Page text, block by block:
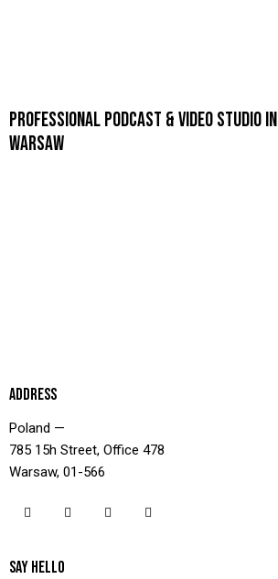
PROFESSIONAL PODCAST & VIDEO STUDIO IN
WARSAW
ADDRESS
Poland —
785 15h Street, Office 478
Warsaw, 01-566
SAY HELLO